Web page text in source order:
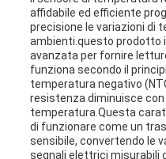
affidabile ed efficiente
precisione le variazioni di
ambienti.questo prodotto
avanzata per fornire
funziona secondo il
temperatura negativo
resistenza diminuisce
temperatura.Questa
di funzionare come un
sensibile, convertendo le
segnali elettrici misurabili